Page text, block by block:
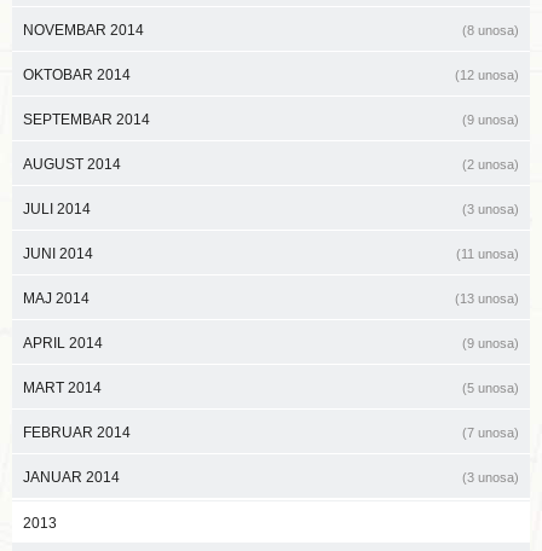
NOVEMBAR 2014 (8 unosa)
OKTOBAR 2014 (12 unosa)
SEPTEMBAR 2014 (9 unosa)
AUGUST 2014 (2 unosa)
JULI 2014 (3 unosa)
JUNI 2014 (11 unosa)
MAJ 2014 (13 unosa)
APRIL 2014 (9 unosa)
MART 2014 (5 unosa)
FEBRUAR 2014 (7 unosa)
JANUAR 2014 (3 unosa)
2013